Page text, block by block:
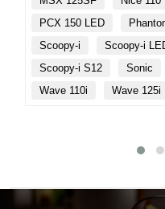
PCX 150 LED
Scoopy-i
Scoopy-i
Scoopy-i S12
Sonic
Wave 110i
Wave 125i